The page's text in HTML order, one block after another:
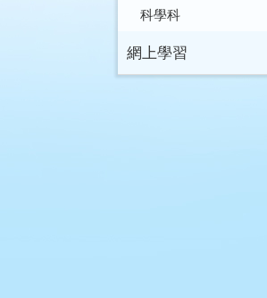
科學科
網上學習